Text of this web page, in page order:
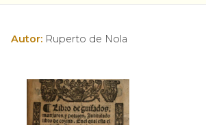
Autor: Ruperto de Nola